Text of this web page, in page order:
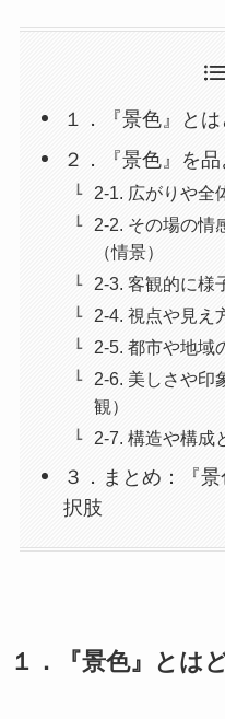
１．『景色』と
２．『景色』を
2-1. 広がりや全
2-2. その場の情
（情景）
2-3. 客観的に様
2-4. 視点や見え
2-5. 都市や地域
2-6. 美しさや印
観）
2-7. 構造や構成
３．まとめ：『
択肢
１．『景色』とは